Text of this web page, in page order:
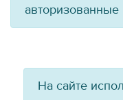
авторизованные
На сайте